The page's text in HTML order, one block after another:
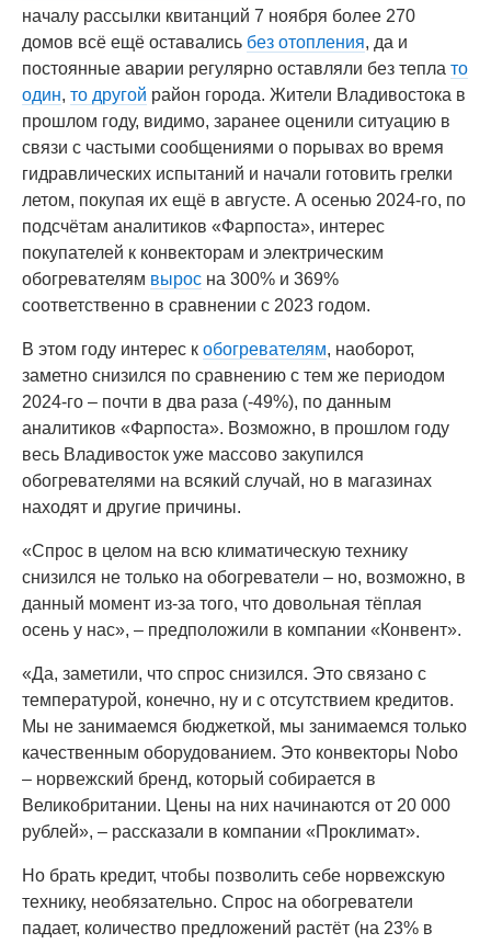
началу рассылки квитанций 7 ноября более 270
домов всё ещё оставались без отопления, да и
постоянные аварии регулярно оставляли без тепла то
один, то другой район города. Жители Владивостока в
прошлом году, видимо, заранее оценили ситуацию в
связи с частыми сообщениями о порывах во время
гидравлических испытаний и начали готовить грелки
летом, покупая их ещё в августе. А осенью 2024-го, по
подсчётам аналитиков «Фарпоста», интерес
покупателей к конвекторам и электрическим
обогревателям вырос на 300% и 369%
соответственно в сравнении с 2023 годом.
В этом году интерес к обогревателям, наоборот,
заметно снизился по сравнению с тем же периодом
2024-го – почти в два раза (-49%), по данным
аналитиков «Фарпоста». Возможно, в прошлом году
весь Владивосток уже массово закупился
обогревателями на всякий случай, но в магазинах
находят и другие причины.
«Спрос в целом на всю климатическую технику
снизился не только на обогреватели – но, возможно, в
данный момент из-за того, что довольная тёплая
осень у нас», – предположили в компании «Конвент».
«Да, заметили, что спрос снизился. Это связано с
температурой, конечно, ну и с отсутствием кредитов.
Мы не занимаемся бюджеткой, мы занимаемся только
качественным оборудованием. Это конвекторы Nobo
– норвежский бренд, который собирается в
Великобритании. Цены на них начинаются от 20 000
рублей», – рассказали в компании «Проклимат».
Но брать кредит, чтобы позволить себе норвежскую
технику, необязательно. Спрос на обогреватели
падает, количество предложений растёт (на 23% в